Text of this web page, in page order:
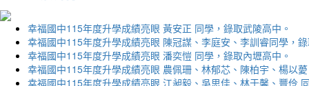
幸福國中115年度升學成績亮眼 黃安正 同學，錄取武陵高中。
幸福國中115年度升學成績亮眼 陳冠謀、李庭安、李訓睿同學，
幸福國中115年度升學成績亮眼 潘奕愷 同學，錄取內壢高中。
幸福國中115年度升學成績亮眼 農佩珊、林郁芯、陳柏宇、楊以
幸福國中115年度升學成績亮眼 江昶毅、吳思佳、林于馨、豐伶